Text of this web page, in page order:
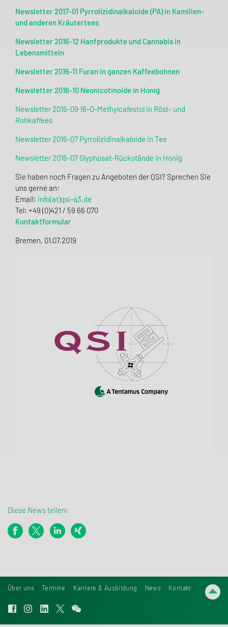
Newsletter 2017-01 Pyrrolizidinalkaloide (PA) in Kamillen-
und anderen Kräutertees
Newsletter 2016-12 Hanfprodukte und Cannabis in
Lebensmitteln
Newsletter 2016-11 Furan in ganzen Kaffeebohnen
Newsletter 2016-10 Neonicotinoide in Honig
Newsletter 2016-09 16-O-Methylcafestol in Röst- und
Rohkaffees
Newsletter 2016-07 Pyrrolizidinalkaloide in Tee
Newsletter 2016-07 Glyphosat-Rückstände in Honig
Sie haben noch Fragen zu Angeboten der QSI? Sprechen Sie
uns gerne an:
Email: info(at)qsi-q3.de
Tel: +49 (0)421 / 59 66 070
Kontaktformular
Bremen, 01.07.2019
Diese News teilen:
Über uns Termine Karriere & Ausbildung News Kontakt